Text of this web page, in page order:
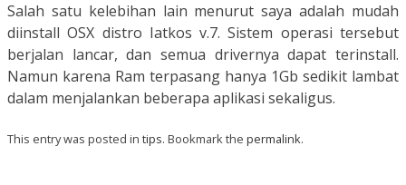
Salah satu kelebihan lain menurut saya adalah mudah
diinstall OSX distro Iatkos v.7. Sistem operasi tersebut
berjalan lancar, dan semua drivernya dapat terinstall.
Namun karena Ram terpasang hanya 1Gb sedikit lambat
dalam menjalankan beberapa aplikasi sekaligus.
This entry was posted in tips. Bookmark the permalink.